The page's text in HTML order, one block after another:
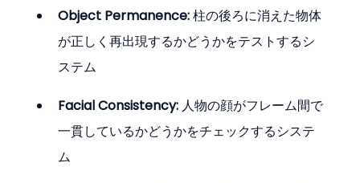
Object Permanence: 柱の後ろに消えた物体
が正しく再出現するかどうかをテストするシ
ステム
Facial Consistency: 人物の顔がフレーム間で
一貫しているかどうかをチェックするシステ
ム